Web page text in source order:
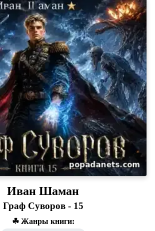
Иван Шаман
Граф Суворов - 15
☘ Жанры книги: